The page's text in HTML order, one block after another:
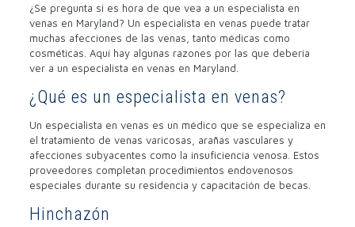
¿Se pregunta si es hora de que vea a un especialista en
venas en Maryland? Un especialista en venas puede tratar
muchas afecciones de las venas, tanto médicas como
cosméticas. Aquí hay algunas razones por las que debería
ver a un especialista en venas en Maryland.
¿Qué es un especialista en venas?
Un especialista en venas es un médico que se especializa en
el tratamiento de venas varicosas, arañas vasculares y
afecciones subyacentes como la insuficiencia venosa. Estos
proveedores completan procedimientos endovenosos
especiales durante su residencia y capacitación de becas.
Hinchazón